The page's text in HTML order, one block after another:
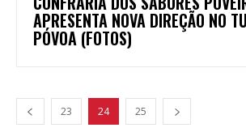
APRESENTA NOVA DIREÇÃO NO
PÓVOA (FOTOS)
23 24 25